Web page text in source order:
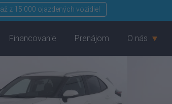
až z 15 000 ojazdených vozidiel
Financovanie Prenájom O nás